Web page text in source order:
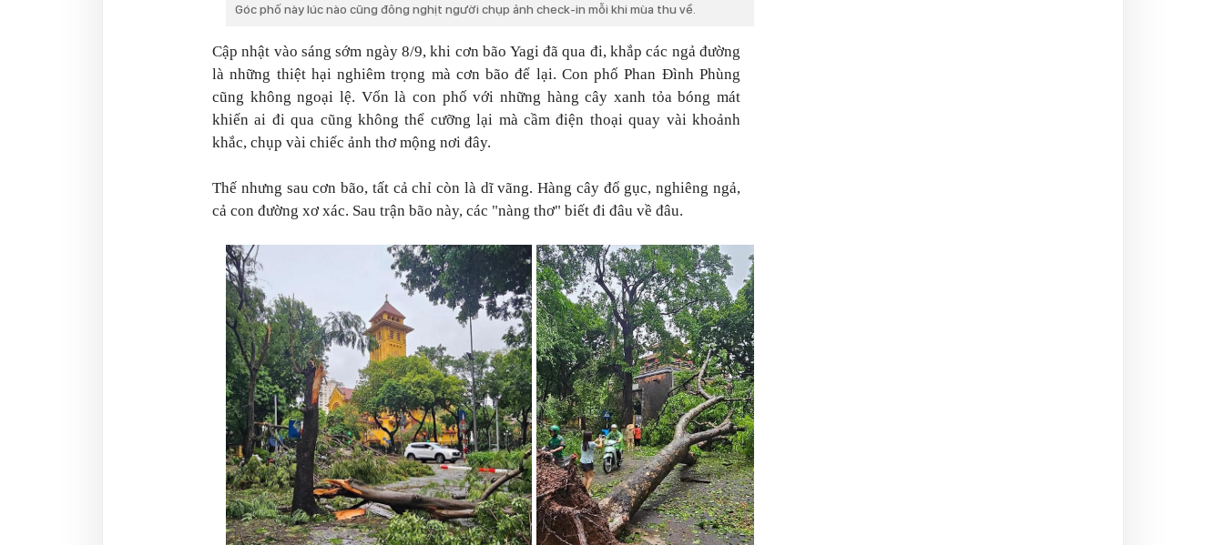
Góc phố này lúc nào cũng đông nghịt người chụp ảnh check-in mỗi khi mùa thu về.
Cập nhật vào sáng sớm ngày 8/9, khi cơn bão Yagi đã qua đi, khắp các ngả đường
là những thiệt hại nghiêm trọng mà cơn bão để lại. Con phố Phan Đình Phùng
cũng không ngoại lệ. Vốn là con phố với những hàng cây xanh tỏa bóng mát
khiến ai đi qua cũng không thể cưỡng lại mà cầm điện thoại quay vài khoảnh
khắc, chụp vài chiếc ảnh thơ mộng nơi đây.
Thế nhưng sau cơn bão, tất cả chỉ còn là dĩ vãng. Hàng cây đổ gục, nghiêng ngả,
cả con đường xơ xác. Sau trận bão này, các "nàng thơ" biết đi đâu về đâu.